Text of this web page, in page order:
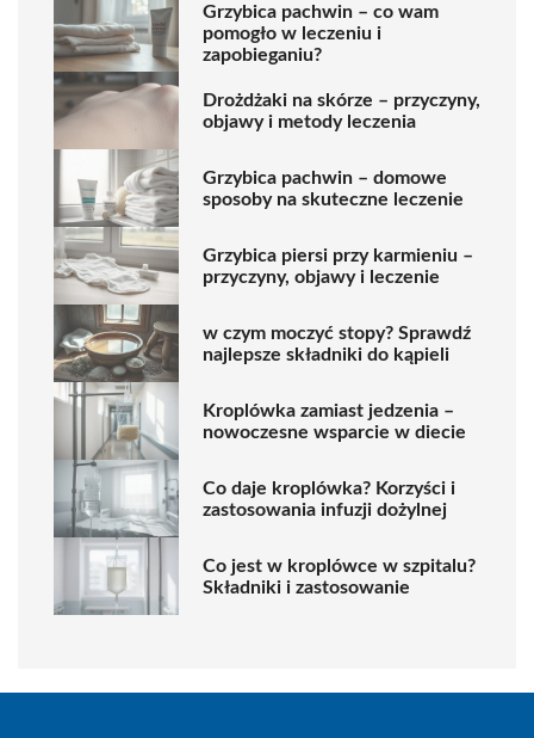
Grzybica pachwin – co wam
pomogło w leczeniu i
zapobieganiu?
Drożdżaki na skórze – przyczyny,
objawy i metody leczenia
Grzybica pachwin – domowe
sposoby na skuteczne leczenie
Grzybica piersi przy karmieniu –
przyczyny, objawy i leczenie
w czym moczyć stopy? Sprawdź
najlepsze składniki do kąpieli
Kroplówka zamiast jedzenia –
nowoczesne wsparcie w diecie
Co daje kroplówka? Korzyści i
zastosowania infuzji dożylnej
Co jest w kroplówce w szpitalu?
Składniki i zastosowanie